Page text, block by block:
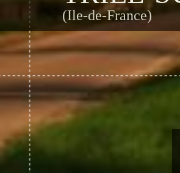
(Ile-de-France)